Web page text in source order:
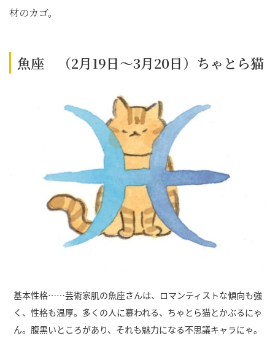
材のカゴ。
魚座 （2月19日～3月20日）ちゃとら猫
基本性格……芸術家肌の魚座さんは、ロマンティストな傾向も強
く、性格も温厚。多くの人に慕われる、ちゃとら猫とかぶるにゃ
ん。腹黒いところがあり、それも魅力になる不思議キャラにゃ。